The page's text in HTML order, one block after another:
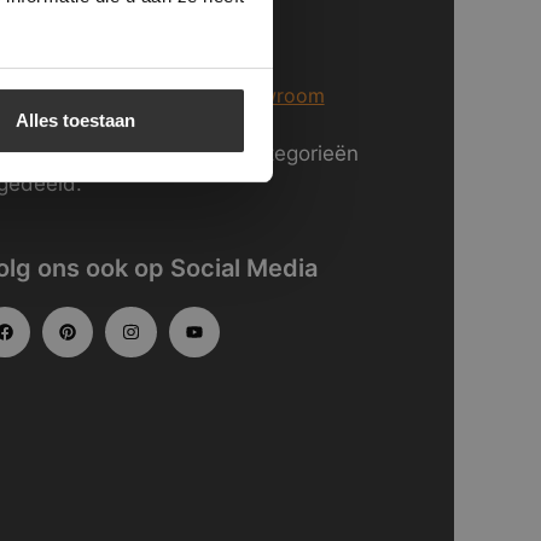
Alles toestaan
informatie overonze showroom
hieronze website in categorieën
ons ook op Social Media